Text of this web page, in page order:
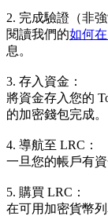
2. 完成驗證（非強
閱讀我們的如何
息。
3. 存入資金：
將資金存入您的
的加密錢包完成。
4. 導航至 LRC：
一旦您的帳戶有
5. 購買 LRC：
在可用加密貨幣列